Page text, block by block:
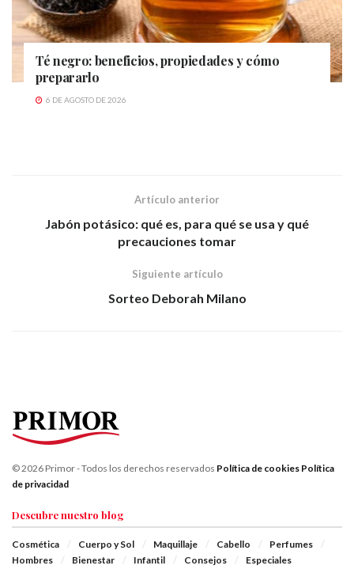
Té negro: beneficios, propiedades y cómo
prepararlo
6 DE AGOSTO DE 2026
Artículo anterior
Jabón potásico: qué es, para qué se usa y qué
precauciones tomar
Siguiente artículo
Sorteo Deborah Milano
© 2026 Primor - Todos los derechos reservados Política de cookies Política
de privacidad
Descubre nuestro blog
Cosmética Cuerpo y Sol Maquillaje Cabello
Perfumes
Hombres
Bienestar Infantil Consejos Especiales